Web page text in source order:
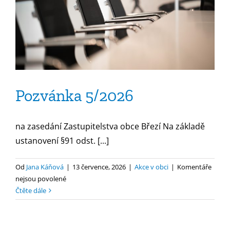
Pozvánka 5/2026
na zasedání Zastupitelstva obce Březí Na základě
ustanovení §91 odst. [...]
Od Jana Káňová | 13 července, 2026 | Akce v obci | Komentáře
nejsou povolenéu
s
Čtěte dále